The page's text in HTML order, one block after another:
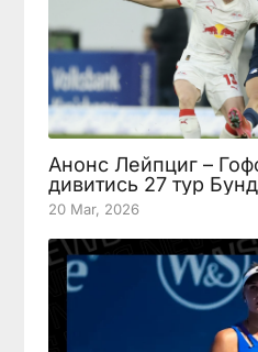
Анонс Лейпциг –
дивитись 27 тур
20 Mar, 2026